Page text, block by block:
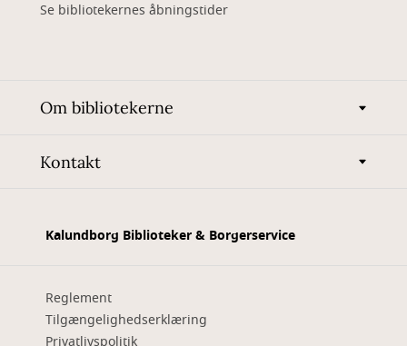
Se bibliotekernes åbningstider
Om bibliotekerne
Kontakt
Kalundborg Biblioteker & Borgerservice
Reglement
Tilgængelighedserklæring
Privatlivspolitik